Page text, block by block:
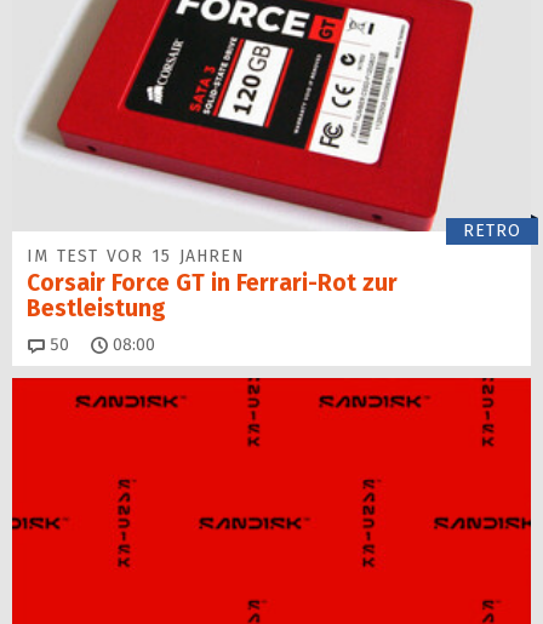
RETRO
IM TEST VOR 15 JAHREN
Corsair Force GT in Ferrari-Rot zur
Bestleistung
50 Kommentare
08:00